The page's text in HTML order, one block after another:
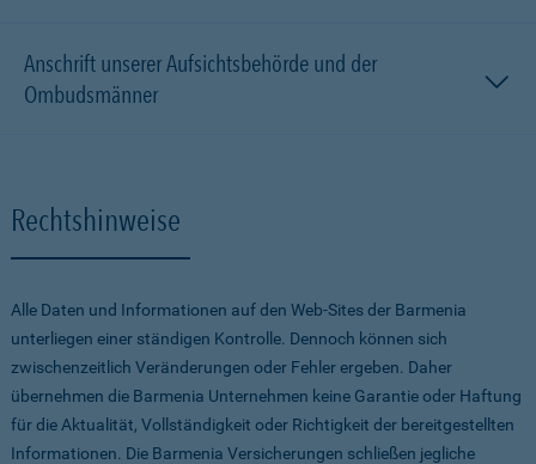
Anschrift unserer Aufsichtsbehörde und der
Ombudsmänner
Rechtshinweise
Alle Daten und Informationen auf den Web-Sites der Barmenia
unterliegen einer ständigen Kontrolle. Dennoch können sich
zwischenzeitlich Veränderungen oder Fehler ergeben. Daher
übernehmen die Barmenia Unternehmen keine Garantie oder Haftung
für die Aktualität, Vollständigkeit oder Richtigkeit der bereitgestellten
Informationen. Die Barmenia Versicherungen schließen jegliche